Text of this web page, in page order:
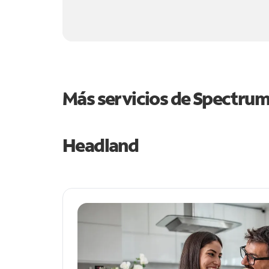
Más servicios de
Headland